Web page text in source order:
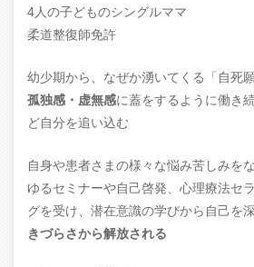
4人の子どものシングルママ
柔道整復師免許
幼少期から、なぜか湧いてくる「自死願
孤独感・虚無感に蓋をするように働き
ど自分を追い込む
自身や患者さまの様々な悩み苦しみを
ゆるセミナーや自己啓発、心理療法セ
グを受け、潜在意識の学びから自己を
きづらさから解放される